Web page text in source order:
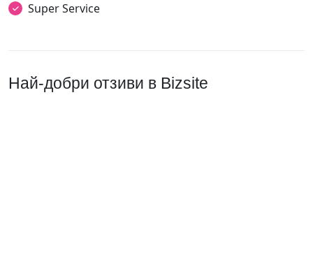
Super Service
Най-добри отзиви в Bizsite